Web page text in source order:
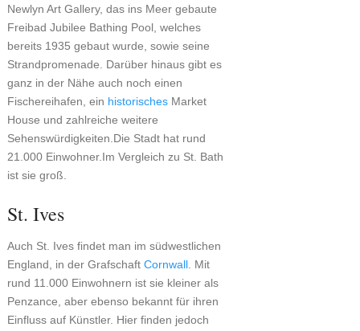
Newlyn Art Gallery, das ins Meer gebaute
Freibad Jubilee Bathing Pool, welches
bereits 1935 gebaut wurde, sowie seine
Strandpromenade. Darüber hinaus gibt es
ganz in der Nähe auch noch einen
Fischereihafen, ein historischesMarket
House und zahlreiche weitere
Sehenswürdigkeiten.Die Stadt hat rund
21.000 Einwohner.Im Vergleich zu St. Bath
ist sie groß.
St. Ives
Auch St. Ives findet man im südwestlichen
England, in der Grafschaft Cornwall. Mit
rund 11.000 Einwohnern ist sie kleiner als
Penzance, aber ebenso bekannt für ihren
Einfluss auf Künstler. Hier finden jedoch